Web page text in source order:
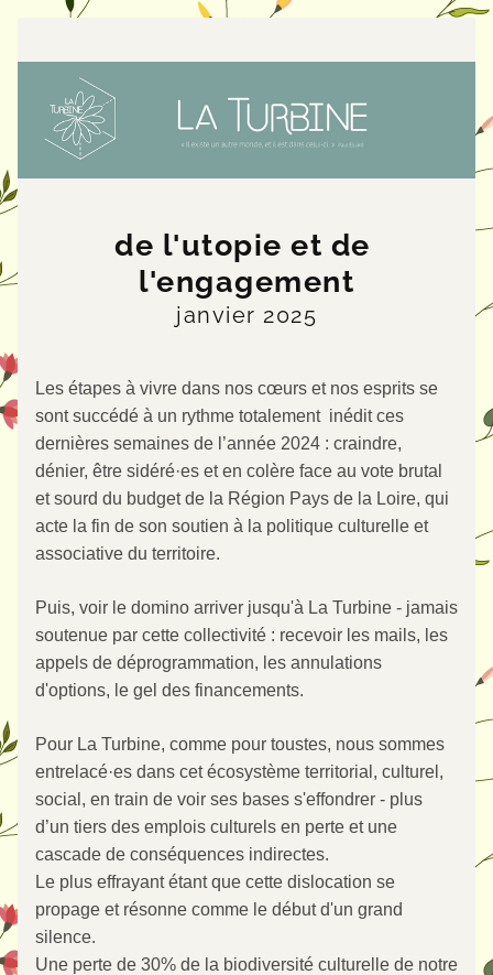
de l'utopie et de
l'engagement
janvier 2025
Les étapes à vivre dans nos cœurs et nos esprits se
sont succédé à un rythme totalement  inédit ces
dernières semaines de l’année 2024 : craindre,
dénier, être sidéré·es et en colère face au vote brutal
et sourd du budget de la Région Pays de la Loire, qui
acte la fin de son soutien à la politique culturelle et
associative du territoire.
Puis, voir le domino arriver jusqu'à La Turbine - jamais
soutenue par cette collectivité : recevoir les mails, les
appels de déprogrammation, les annulations
d'options, le gel des financements.
Pour La Turbine, comme pour toustes, nous sommes
entrelacé·es dans cet écosystème territorial, culturel,
social, en train de voir ses bases s'effondrer - plus
d’un tiers des emplois culturels en perte et une
cascade de conséquences indirectes.
Le plus effrayant étant que cette dislocation se
propage et résonne comme le début d'un grand
silence.
Une perte de 30% de la biodiversité culturelle de notre